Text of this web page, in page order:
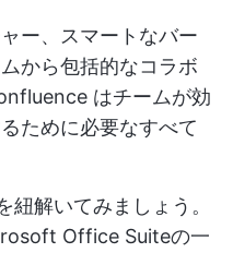
ー、スマートなバー
から包括的なコラボ
はチームが効
ために必要なすべて
解いてみましょう。
Office Suiteの一